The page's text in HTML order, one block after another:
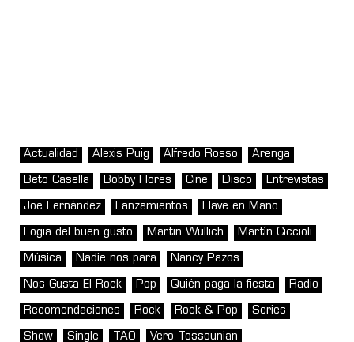
Actualidad Alexis Puig Alfredo Rosso Arenga
Beto Casella Bobby Flores Cine Disco Entrevistas
Joe Fernández Lanzamientos Llave en Mano
Logia del buen gusto Martin Wullich Martín Ciccioli
Música Nadie nos para Nancy Pazos
Nos Gusta El Rock Pop Quién paga la fiesta Radio
Recomendaciones Rock Rock & Pop Series
Show Single TAO Vero Tossounian